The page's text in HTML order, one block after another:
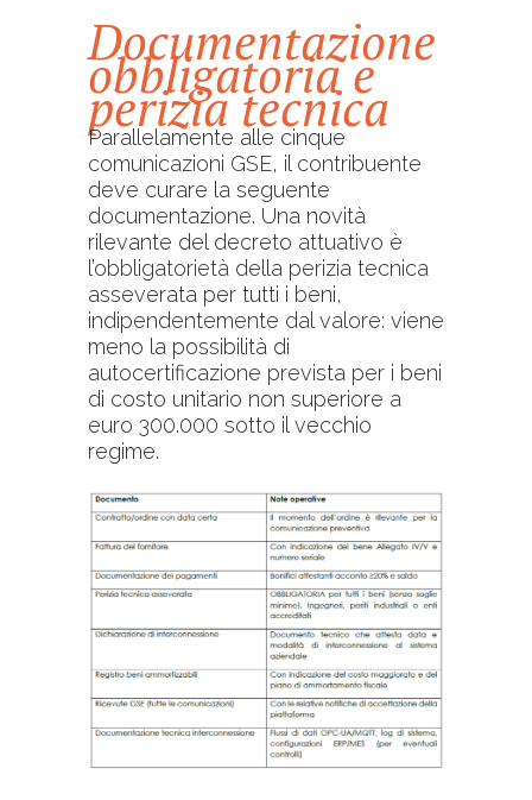
Documentazione
obbligatoria e
perizia tecnica
Parallelamente alle cinque
comunicazioni GSE, il contribuente
deve curare la seguente
documentazione. Una novità
rilevante del decreto attuativo è
l’obbligatorietà della perizia tecnica
asseverata per tutti i beni,
indipendentemente dal valore: viene
meno la possibilità di
autocertificazione prevista per i beni
di costo unitario non superiore a
euro 300.000 sotto il vecchio
regime.